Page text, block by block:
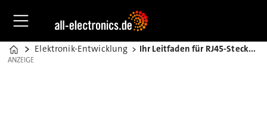
Home
Elektronik-Entwicklung Ihr Leitfaden für RJ45-Steckverbinder
ANZEIGE
ANZEIGE